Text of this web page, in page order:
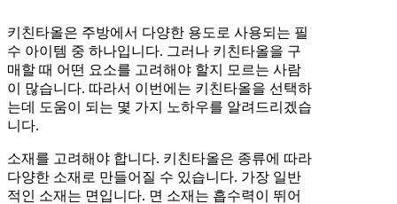
키친타올은 주방에서 다양한 용도로 사용되는 필
수 아이템 중 하나입니다. 그러나 키친타올을 구
매할 때 어떤 요소를 고려해야 할지 모르는 사람
이 많습니다. 따라서 이번에는 키친타올을 선택하
는데 도움이 되는 몇 가지 노하우를 알려드리겠습
니다.
소재를 고려해야 합니다. 키친타올은 종류에 따라
다양한 소재로 만들어질 수 있습니다. 가장 일반
적인 소재는 면입니다. 면 소재는 흡수력이 뛰어